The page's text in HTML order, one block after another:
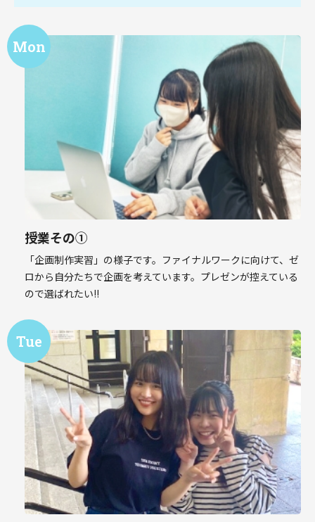
授業その①
「企画制作実習」の様子です。ファイナルワークに向けて、ゼ
ロから自分たちで企画を考えています。プレゼンが控えている
ので選ばれたい!!